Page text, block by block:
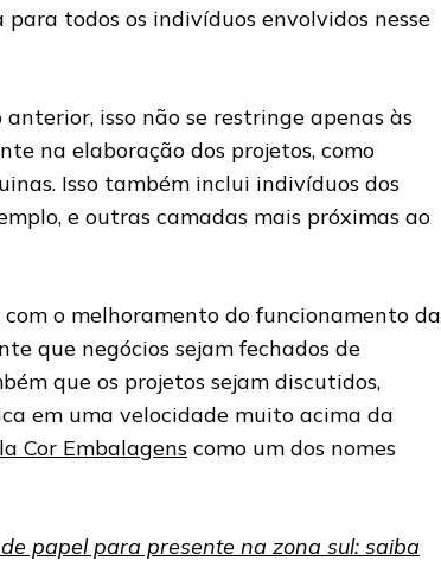
todos os indivíduos envolvidos nesse
isso não se restringe apenas às
na elaboração dos projetos, como
Isso também inclui indivíduos dos
e outras camadas mais próximas ao
o melhoramento do funcionamento da
que negócios sejam fechados de
que os projetos sejam discutidos,
em uma velocidade muito acima da
Cor Embalagens como um dos nomes
papel para presente na zona sul: saiba